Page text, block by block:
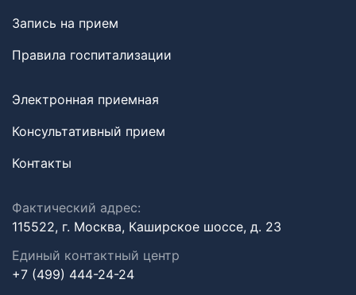
Запись на прием
Правила госпитализации
Электронная приемная
Консультативный прием
Контакты
Фактический адрес:
115522, г. Москва, Каширское шоссе, д. 23
Единый контактный центр
+7 (499) 444-24-24